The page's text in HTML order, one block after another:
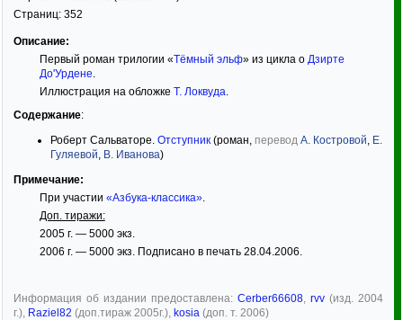
Страниц: 352
Описание:
Первый роман трилогии «Тёмный эльф» из цикла о Дзирте
До'Урдене.
Иллюстрация на обложке Т. Локвуда.
Содержание:
Роберт Сальваторе. Отступник (роман, перевод А. Костровой, Е.
Гуляевой, В. Иванова)
Примечание:
При участии «Азбука-классика».
Доп. тиражи:
2005 г. — 5000 экз.
2006 г. — 5000 экз. Подписано в печать 28.04.2006.
Информация об издании предоставлена: Cerber66608, rvv (изд. 2004
г.), Raziel82 (доп.тираж 2005г.), kosia (доп. т. 2006)